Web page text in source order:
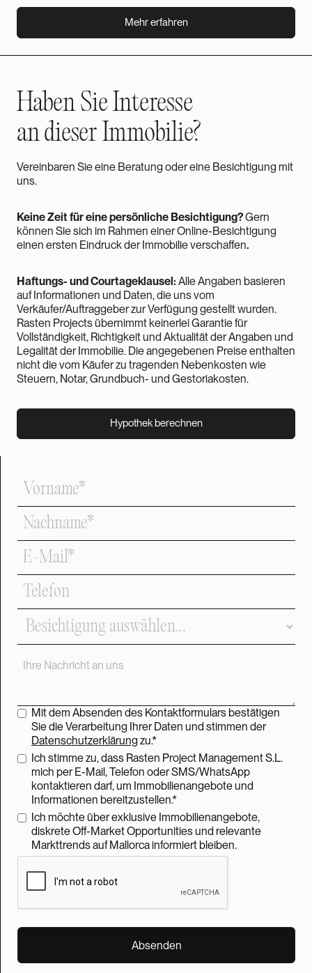
Mehr erfahren
Mehr erfahren
Haben SieInteresse
an dieser Immobilie?
Vereinbaren Sie eine Beratung oder eine Besichtigung mit
uns.
Keine Zeit für eine persönliche Besichtigung?Gern
können Sie sich im Rahmen einer Online-Besichtigung
einen ersten Eindruck der Immobilie verschaffen.
Haftungs- und Courtageklausel: Alle Angaben basieren
auf Informationen und Daten, die uns vom
Verkäufer/Auftraggeber zur Verfügung gestellt wurden.
Rasten Projects übernimmt keinerlei Garantie für
Vollständigkeit, Richtigkeit und Aktualität der Angaben und
Legalität der Immobilie. Die angegebenen Preise enthalten
nicht die vom Käufer zu tragenden Nebenkosten wie
Steuern, Notar, Grundbuch- und Gestoriakosten.
Hypothek berechnen
Hypothek berechnen
Mit dem Absenden des Kontaktformulars bestätigen
Sie die Verarbeitung Ihrer Daten und stimmen der
Datenschutzerklärung zu.*
Ich stimme zu, dass Rasten Project Management S.L.
mich per E-Mail, Telefon oder SMS/WhatsApp
kontaktieren darf, um Immobilienangebote und
Informationen bereitzustellen.*
Ich möchte über exklusive Immobilienangebote,
diskrete Off-Market Opportunities und relevante
Markttrends auf Mallorca informiert bleiben.